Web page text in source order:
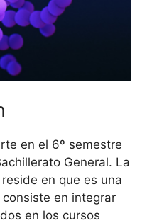
en el 6º semestre
General. La
en que es una
en integrar
en los cursos